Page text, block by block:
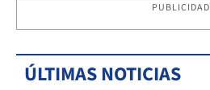
PUBLICIDAD
ÚLTIMAS NOTICIAS